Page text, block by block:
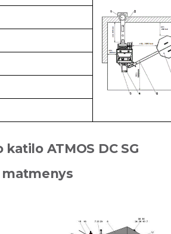
katilo ATMOS DC SG
matmenys